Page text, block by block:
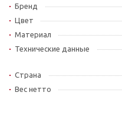
Бренд
Цвет
Материал
Технические данные
Страна
Вес нетто